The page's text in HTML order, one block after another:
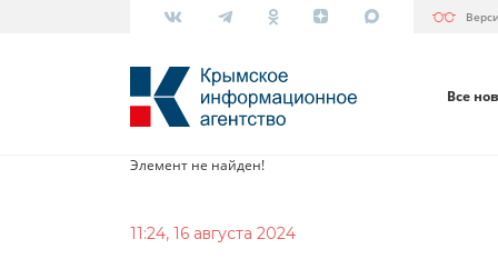
Все
Элемент не найден!
11:24, 16 августа 2024